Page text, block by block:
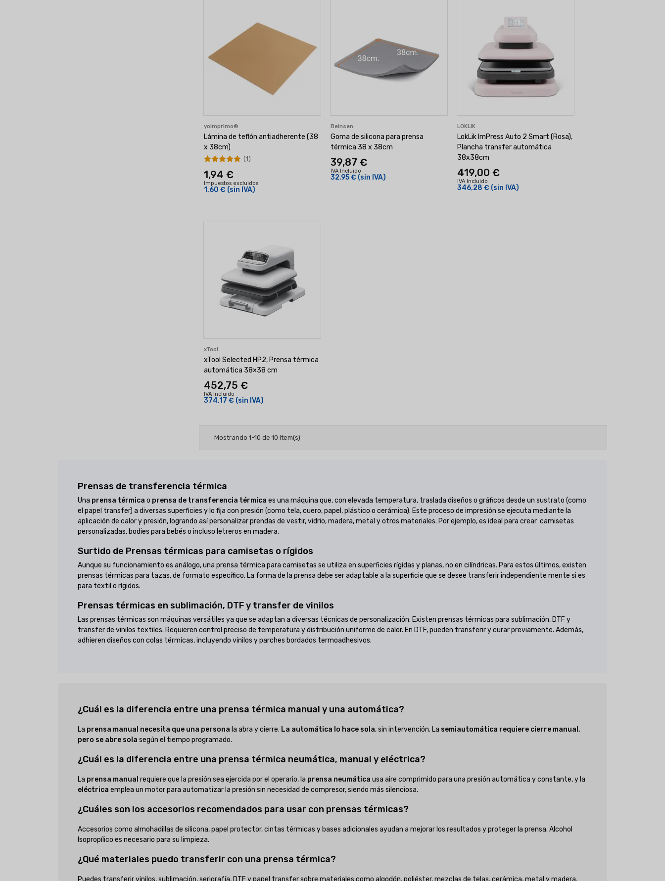
yoimprimo®
Lámina de teflón antiadherente (38
x 38cm)
1,94 €
Impuestos excluidos
1,60 € (sin IVA)
(1)
Beinsen
Goma de silicona para prensa
térmica 38 x 38cm
39,87 €
IVA Incluido
32,95 € (sin IVA)
LOKLIK
LokLik ImPress Auto 2 Smart (Rosa),
Plancha transfer automática
38x38cm
419,00 €
IVA Incluido
346,28 € (sin IVA)
xTool
xTool Selected HP2, Prensa térmica
automática 38×38 cm
452,75 €
IVA Incluido
374,17 € (sin IVA)
Mostrando 1-10 de 10 item(s)
Prensas de transferencia térmica
Una prensa térmica o prensa de transferencia térmica es una máquina que, con elevada temperatura, traslada diseños o gráficos desde un sustrato (como
el papel transfer) a diversas superficies y lo fija con presión (como tela, cuero, papel, plástico o cerámica). Este proceso de impresión se ejecuta mediante la
aplicación de calor y presión, logrando así personalizar prendas de vestir, vidrio, madera, metal y otros materiales. Por ejemplo, es ideal para crear camisetas
personalizadas, bodies para bebés o incluso letreros en madera.
Surtido de Prensas térmicas para camisetas o rígidos
Aunque su funcionamiento es análogo, una prensa térmica para camisetas se utiliza en superficies rígidas y planas, no en cilíndricas. Para estos últimos, existen
prensas térmicas para tazas, de formato específico. La forma de la prensa debe ser adaptable a la superficie que se desee transferir independiente mente si es
para textil o rígidos.
Prensas térmicas en sublimación, DTF y transfer de vinilos
Las prensas térmicas son máquinas versátiles ya que se adaptan a diversas técnicas de personalización. Existen prensas térmicas para sublimación, DTF y
transfer de vinilos textiles. Requieren control preciso de temperatura y distribución uniforme de calor. En DTF, pueden transferir y curar previamente. Además,
adhieren diseños con colas térmicas, incluyendo vinilos y parches bordados termoadhesivos.
¿Cuál es la diferencia entre una prensa térmica manual y una automática?
La prensa manual necesita que una persona la abra y cierre. La automática lo hace sola, sin intervención. La semiautomática requiere cierre manual,
pero se abre sola según el tiempo programado.
¿Cuál es la diferencia entre una prensa térmica neumática, manual y eléctrica?
La prensa manual requiere que la presión sea ejercida por el operario, la prensa neumática usa aire comprimido para una presión automática y constante, y la
eléctrica emplea un motor para automatizar la presión sin necesidad de compresor, siendo más silenciosa.
¿Cuáles son los accesorios recomendados para usar con prensas térmicas?
Accesorios como almohadillas de silicona, papel protector, cintas térmicas y bases adicionales ayudan a mejorar los resultados y proteger la prensa. Alcohol
Isopropílico es necesario para su limpieza.
¿Qué materiales puedo transferir con una prensa térmica?
Puedes transferir vinilos, sublimación, serigrafía, DTF y papel transfer sobre materiales como algodón, poliéster, mezclas de telas, cerámica, metal y madera.